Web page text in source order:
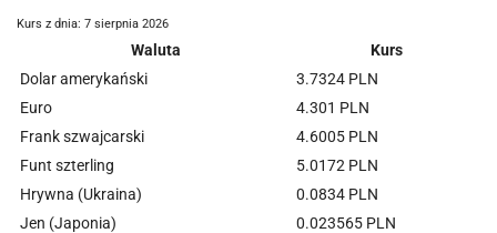
Kurs z dnia: 7 sierpnia 2026
Waluta
Kurs
Dolar amerykański
3.7324 PLN
Euro
4.301 PLN
Frank szwajcarski
4.6005 PLN
Funt szterling
5.0172 PLN
Hrywna (Ukraina)
0.0834 PLN
Jen (Japonia)
0.023565 PLN